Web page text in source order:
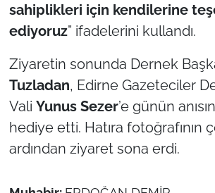
sahiplikleri için kendilerine
ediyoruz” ifadelerini kullandı.
Ziyaretin sonunda Dernek
Tuzladan, Edirne Gazeteciler
Vali Yunus Sezer’e günün
hediye etti. Hatıra fotoğrafının
ardından ziyaret sona erdi.